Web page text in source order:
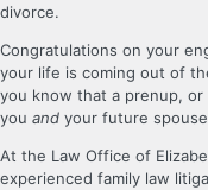
divorce.
Congratulations on your
your life is coming out of
you know that a prenup,
you and your future
At the Law Office of
experienced family law